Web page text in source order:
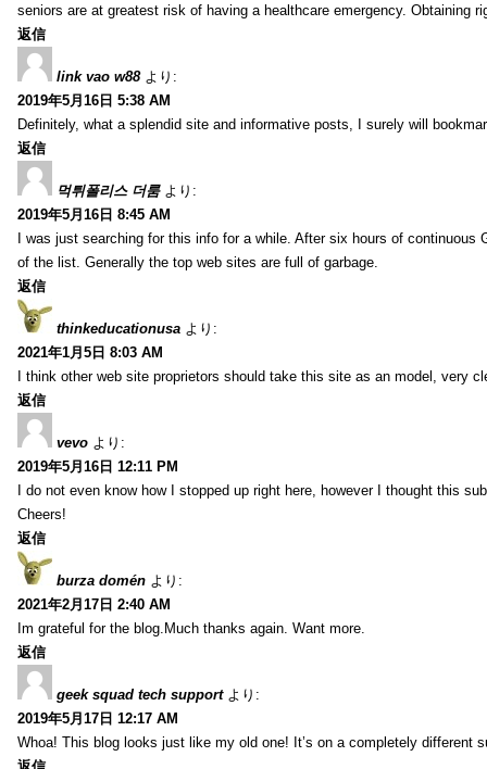
seniors are at greatest risk of having a healthcare emergency. Obtaining
返信
link vao w88 より:
2019年5月16日 5:38 AM
Definitely, what a splendid site and informative posts, I surely will
返信
먹튀폴리스 더룸 より:
2019年5月16日 8:45 AM
I was just searching for this info for a while. After six hours of
of the list. Generally the top web sites are full of garbage.
返信
thinkeducationusa より:
2021年1月5日 8:03 AM
I think other web site proprietors should take this site as an model, very
返信
vevo より:
2019年5月16日 12:11 PM
I do not even know how I stopped up right here, however I thought this
Cheers!
返信
burza domén より:
2021年2月17日 2:40 AM
Im grateful for the blog.Much thanks again. Want more.
返信
geek squad tech support より:
2019年5月17日 12:17 AM
Whoa! This blog looks just like my old one! It’s on a completely
返信